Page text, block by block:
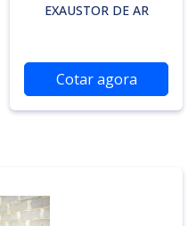
EXAUSTOR DE AR
Cotar agora